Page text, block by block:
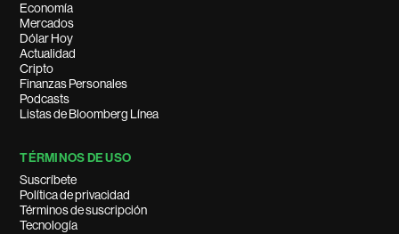
Economía
Mercados
Dólar Hoy
Actualidad
Cripto
Finanzas Personales
Podcasts
Listas de Bloomberg Línea
TÉRMINOS DE USO
Suscríbete
Política de privacidad
Términos de suscripción
Tecnología